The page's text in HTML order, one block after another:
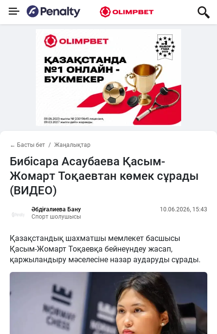
← Басты бет Жаңалықтар
Бибісара Асаубаева Қасым-
Жомарт Тоқаевтан көмек сұрады
(ВИДЕО)
Әбдіғалиева Бану
Спорт шолушысы
10.06.2026, 15:43
Қазақстандық шахматшы мемлекет басшысы
Қасым-Жомарт Тоқаевқа бейнеүндеу жасап,
қаржыландыру мәселесіне назар аударуды сұрады.